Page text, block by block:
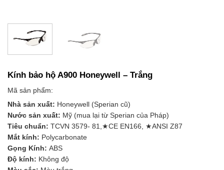
Kính bảo hộ A900 Honeywell – Trắng
Mã sản phẩm:
Nhà sản xuất: Honeywell (Sperian cũ)
Nước sản xuất: Mỹ (mua lại từ Sperian của Pháp)
Tiêu chuẩn: TCVN 3579- 81,★CE EN166, ★ANSI Z87
Mắt kính: Polycarbonate
Gọng Kính: ABS
Độ kính: Không độ